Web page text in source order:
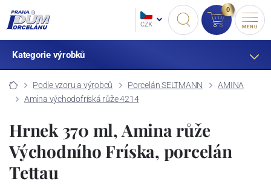
CZK
0
MENU
Kategorie výrobků
Podle vzoru a výrobců Porcelán SELTMANN
AMINA
Amina východofríská růže 4214
Hrnek 370 ml, Amina růže
Východního Fríska, porcelán
Tettau